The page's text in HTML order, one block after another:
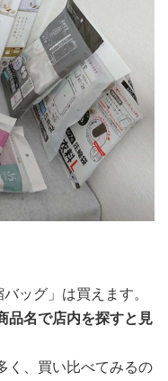
ッグ」は買えます。
品名で店内を探すと見
く、買い比べてみるの